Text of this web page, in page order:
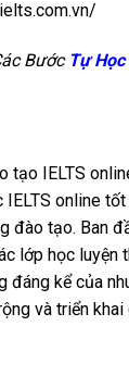
Bước Tự Học
tạo IELTS
IELTS online
đào tạo. Ban
lớp học luyện
đáng kể của
và triển khai